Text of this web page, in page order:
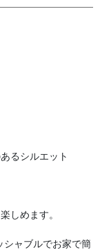
るシルエット
しめます。
ャブルでお家で簡